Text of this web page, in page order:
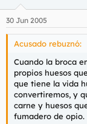
30 Jun 2005
Acusado rebuznó:
Cuando la broca
propios huesos
que tiene la vida
convertiremos, y
carne y huesos
fumadero de opio.